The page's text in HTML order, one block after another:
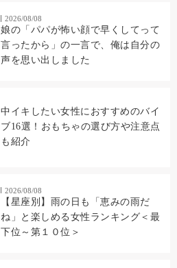
2026/08/08
娘の「パパが怖い顔で早くしてって
言ったから」の一言で、俺は自分の
声を思い出しました
中イキしたい女性におすすめのバイ
ブ16選！おもちゃの選び方や注意点
も紹介
2026/08/08
【星座別】雨の日も「恵みの雨だ
ね」と楽しめる女性ランキング＜最
下位～第１０位＞